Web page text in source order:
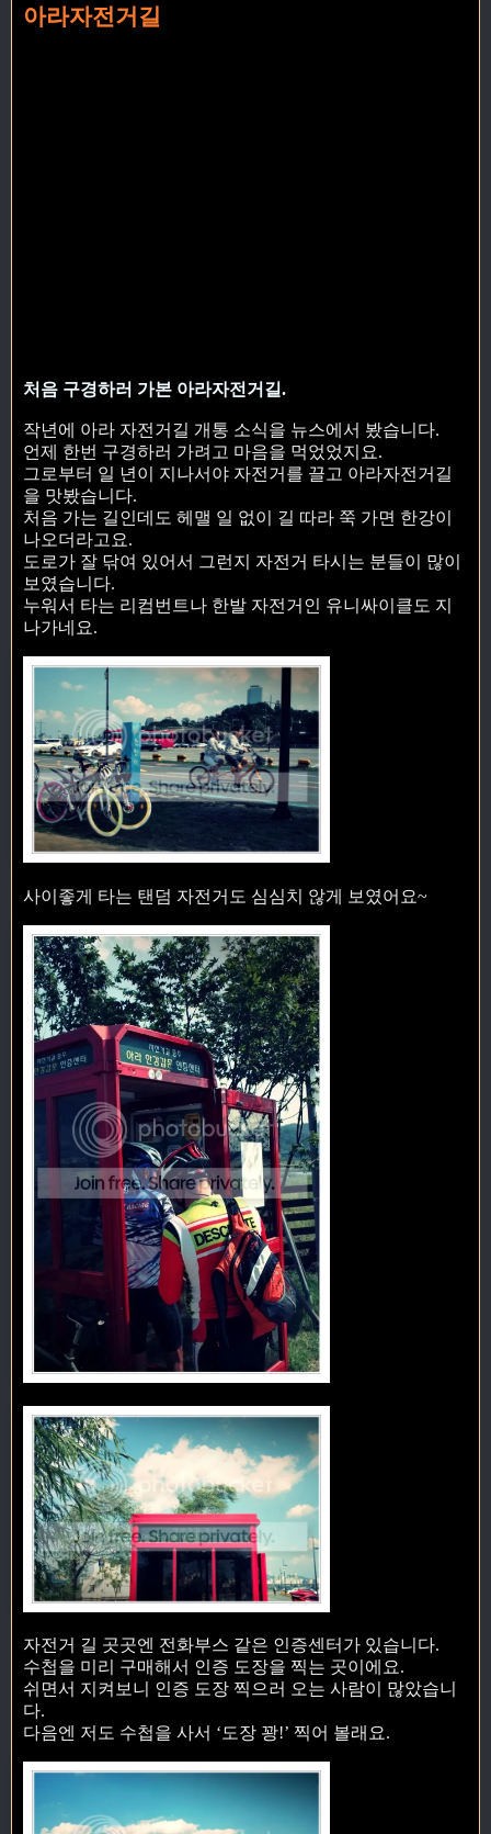
아라자전거길
처음 구경하러 가본 아라자전거길.
작년에 아라 자전거길 개통 소식을 뉴스에서 봤습니다.
언제 한번 구경하러 가려고 마음을 먹었었지요.
그로부터 일 년이 지나서야 자전거를 끌고 아라자전거길
을 맛봤습니다.
처음 가는 길인데도 헤맬 일 없이 길 따라 쭉 가면 한강이
나오더라고요.
도로가 잘 닦여 있어서 그런지 자전거 타시는 분들이 많이
보였습니다.
누워서 타는 리컴번트나 한발 자전거인 유니싸이클도 지
나가네요.
사이좋게 타는 탠덤 자전거도 심심치 않게 보였어요~
자전거 길 곳곳엔 전화부스 같은 인증센터가 있습니다.
수첩을 미리 구매해서 인증 도장을 찍는 곳이에요.
쉬면서 지켜보니 인증 도장 찍으러 오는 사람이 많았습니
다.
다음엔 저도 수첩을 사서 ‘도장 꽝!’ 찍어 볼래요.